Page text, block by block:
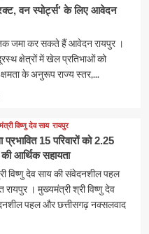
वन स्पोर्ट्स’ के लिए आवेदन
जमा कर सकते हैं आवेदन रायपुर ।
क्षेत्रों में खेल प्रतिभाओं को
के अनुरूप राज्य स्तर,...
विष्णु देव साय रायपुर
15 परिवारों को 2.25
आर्थिक सहायता
विष्णु देव साय की संवेदनशील पहल
रायपुर । मुख्यमंत्री श्री विष्णु देव
पहल और छत्तीसगढ़ नक्सलवाद